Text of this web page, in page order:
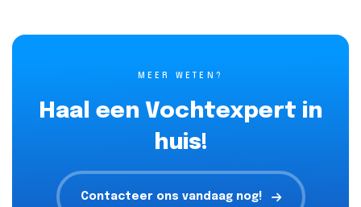
MEER WETEN?
Haal een Vochtexpert in
huis!
Contacteer ons vandaag nog!